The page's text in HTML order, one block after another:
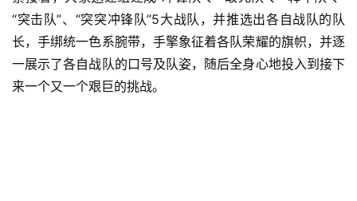
紧接着，大家迅速组建成“冲锋队”、“敢死队”、“犇牛队”、
“突击队”、“突突冲锋队”5大战队，并推选出各自战队的队
长，手绑统一色系腕带，手擎象征着各队荣耀的旗帜，并逐
一展示了各自战队的口号及队姿，随后全身心地投入到接下